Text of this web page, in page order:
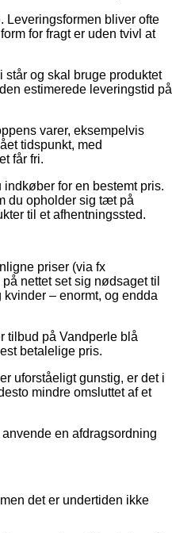
Leveringsformen bliver ofte
for fragt er uden tvivl at
og skal bruge produktet
estimerede leveringstid på
varer, eksempelvis
tidspunkt, med
får fri.
for en bestemt pris.
du opholder sig tæt på
til et afhentningssted.
priser (via fx
nettet set sig nødsaget til
– enormt, og endda
tilbud på Vandperle blå
betalelige pris.
uforståeligt gunstig, er det i
mindre omsluttet af et
en afdragsordning
det er undertiden ikke